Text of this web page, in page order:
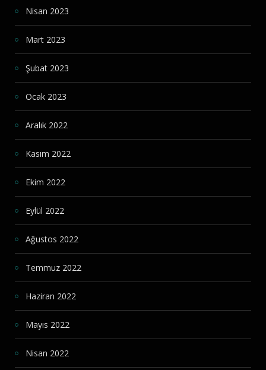
Nisan 2023
Mart 2023
Şubat 2023
Ocak 2023
Aralık 2022
Kasım 2022
Ekim 2022
Eylül 2022
Ağustos 2022
Temmuz 2022
Haziran 2022
Mayıs 2022
Nisan 2022